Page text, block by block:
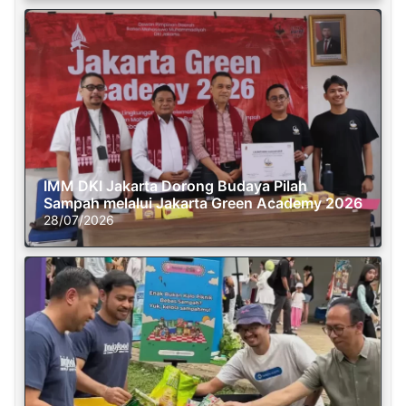
IMM DKI Jakarta Dorong Budaya Pilah
Sampah melalui Jakarta Green Academy 2026
28/07/2026